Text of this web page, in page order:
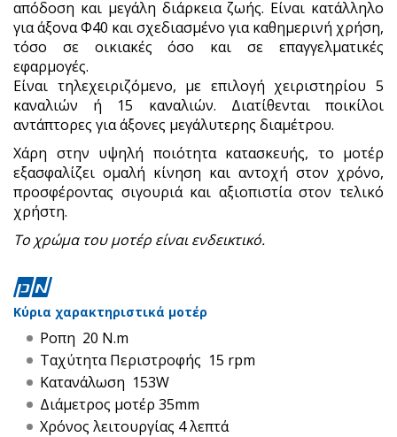
απόδοση και μεγάλη διάρκεια ζωής. Είναι κατάλληλο
για άξονα Φ40 και σχεδιασμένο για καθημερινή χρήση,
τόσο σε οικιακές όσο και σε επαγγελματικές
εφαρμογές.
Είναι τηλεχειριζόμενο, με επιλογή χειριστηρίου 5
καναλιών ή 15 καναλιών. Διατίθενται ποικίλοι
αντάπτορες για άξονες μεγάλυτερης διαμέτρου.
Χάρη στην υψηλή ποιότητα κατασκευής, το μοτέρ
εξασφαλίζει ομαλή κίνηση και αντοχή στον χρόνο,
προσφέροντας σιγουριά και αξιοπιστία στον τελικό
χρήστη.
Το χρώμα του μοτέρ είναι ενδεικτικό.
Κύρια χαρακτηριστικά μοτέρ
Ροπη 20 N.m
Ταχύτητα Περιστροφής 15 rpm
Κατανάλωση 153W
Διάμετρος μοτέρ 35mm
Χρόνος λειτουργίας 4 λεπτά